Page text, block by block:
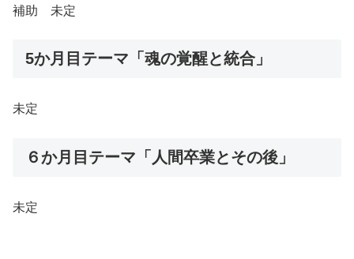
補助 未定
5か月目テーマ「魂の覚醒と統合」
未定
６か月目テーマ「人間卒業とその後」
未定